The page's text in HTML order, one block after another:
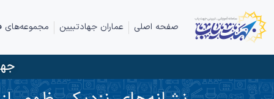
صفحه اصلی عماران جهادتبیین مجموعه‌های